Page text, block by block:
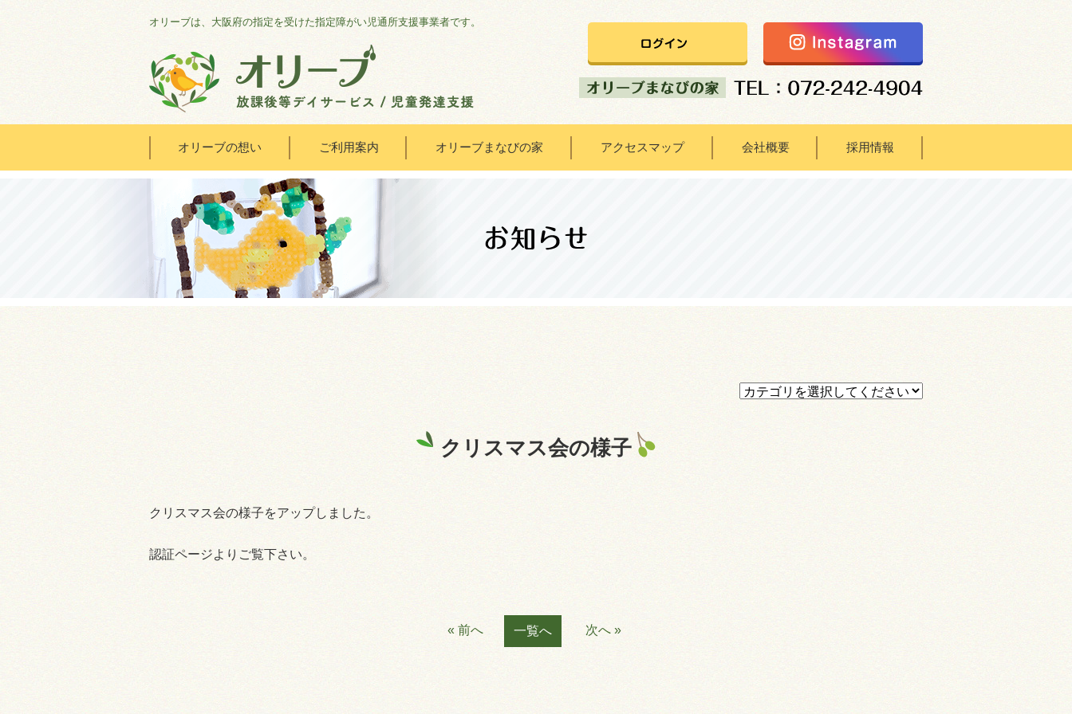
オリーブは、大阪府の指定を受けた指定障がい児通所支援事業者です。
オリーブの想い ご利用案内 オリーブまなびの家 アクセスマップ 会社概要 採用情報
オリーブの想い
ご利用案内
オリーブまなびの家
クリスマス会の様子
クリスマス会の様子をアップしました。
認証ページよりご覧下さい。
« 前へ 一覧へ 次へ »